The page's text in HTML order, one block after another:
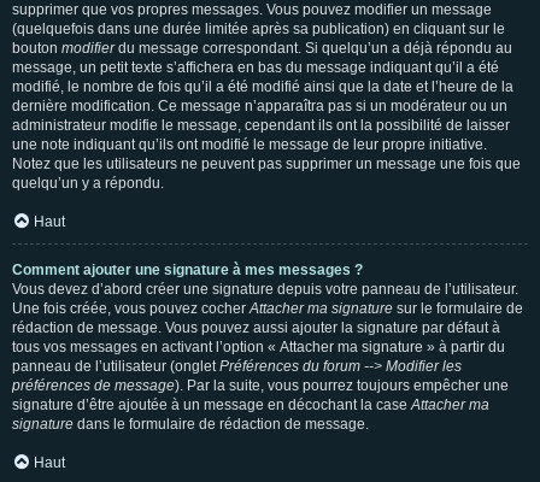
supprimer que vos propres messages. Vous pouvez modifier un message
(quelquefois dans une durée limitée après sa publication) en cliquant sur le
bouton modifierdu message correspondant. Si quelqu’un a déjà répondu au
message, un petit texte s’affichera en bas du message indiquant qu’il a été
modifié, le nombre de fois qu’il a été modifié ainsi que la date et l’heure de la
dernière modification. Ce message n’apparaîtra pas si un modérateur ou un
administrateur modifie le message, cependant ils ont la possibilité de laisser
une note indiquant qu’ils ont modifié le message de leur propre initiative.
Notez que les utilisateurs ne peuvent pas supprimer un message une fois que
quelqu’un y a répondu.
Haut
Comment ajouter une signature à mes messages ?
Vous devez d’abord créer une signature depuis votre panneau de l’utilisateur.
Une fois créée, vous pouvez cocherAttacher ma signature sur le formulaire de
rédaction de message. Vous pouvez aussi ajouter la signature par défaut à
tous vos messages en activant l’option « Attacher ma signature » à partir du
panneau de l’utilisateur (ongletPréférences du forum --> Modifier les
préférences de message). Par la suite, vous pourrez toujours empêcher une
signature d’être ajoutée à un message en décochant la caseAttacher ma
signature dans le formulaire de rédaction de message.
Haut